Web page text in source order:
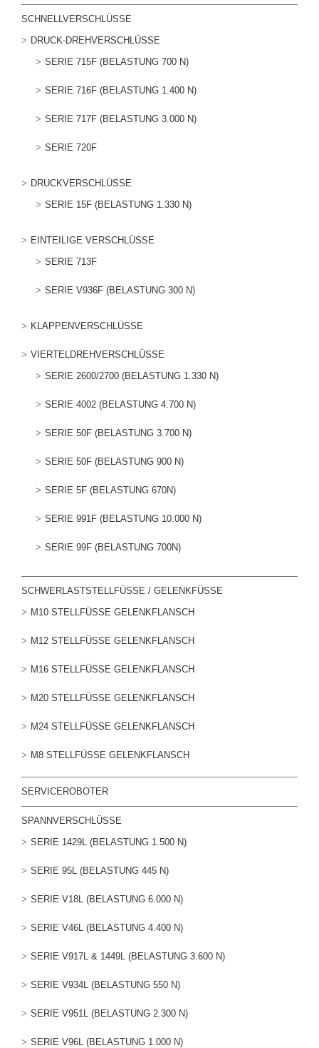
SCHNELLVERSCHLÜSSE
DRUCK-DREHVERSCHLÜSSE
SERIE 715F (BELASTUNG 700 N)
SERIE 716F (BELASTUNG 1.400 N)
SERIE 717F (BELASTUNG 3.000 N)
SERIE 720F
DRUCKVERSCHLÜSSE
SERIE 15F (BELASTUNG 1.330 N)
EINTEILIGE VERSCHLÜSSE
SERIE 713F
SERIE V936F (BELASTUNG 300 N)
KLAPPENVERSCHLÜSSE
VIERTELDREHVERSCHLÜSSE
SERIE 2600/2700 (BELASTUNG 1.330 N)
SERIE 4002 (BELASTUNG 4.700 N)
SERIE 50F (BELASTUNG 3.700 N)
SERIE 50F (BELASTUNG 900 N)
SERIE 5F (BELASTUNG 670N)
SERIE 991F (BELASTUNG 10.000 N)
SERIE 99F (BELASTUNG 700N)
SCHWERLASTSTELLFÜSSE / GELENKFÜSSE
M10 STELLFÜSSE GELENKFLANSCH
M12 STELLFÜSSE GELENKFLANSCH
M16 STELLFÜSSE GELENKFLANSCH
M20 STELLFÜSSE GELENKFLANSCH
M24 STELLFÜSSE GELENKFLANSCH
M8 STELLFÜSSE GELENKFLANSCH
SERVICEROBOTER
SPANNVERSCHLÜSSE
SERIE 1429L (BELASTUNG 1.500 N)
SERIE 95L (BELASTUNG 445 N)
SERIE V18L (BELASTUNG 6.000 N)
SERIE V46L (BELASTUNG 4.400 N)
SERIE V917L & 1449L (BELASTUNG 3.600 N)
SERIE V934L (BELASTUNG 550 N)
SERIE V951L (BELASTUNG 2.300 N)
SERIE V96L (BELASTUNG 1.000 N)